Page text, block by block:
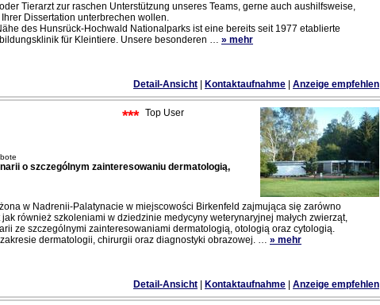
Tierarzt zur raschen Unterstützung unseres Teams, gerne auch aushilfsweise,
Dissertation unterbrechen wollen.
des Hunsrück-Hochwald Nationalparks ist eine bereits seit 1977 etablierte
für Kleintiere. Unsere besonderen … » mehr
Detail-Ansicht
Kontaktaufnahme Anzeige empfehlen
*** Top User
o szczególnym zainteresowaniu dermatologią,
w Nadrenii-Palatynacie w miejscowości Birkenfeld zajmująca się zarówno
jak również szkoleniami w dziedzinie medycyny weterynaryjnej małych zwierząt,
ze szczególnymi zainteresowaniami dermatologią, otologią oraz cytologią.
dermatologii, chirurgii oraz diagnostyki obrazowej. … » mehr
Detail-Ansicht
Kontaktaufnahme Anzeige empfehlen